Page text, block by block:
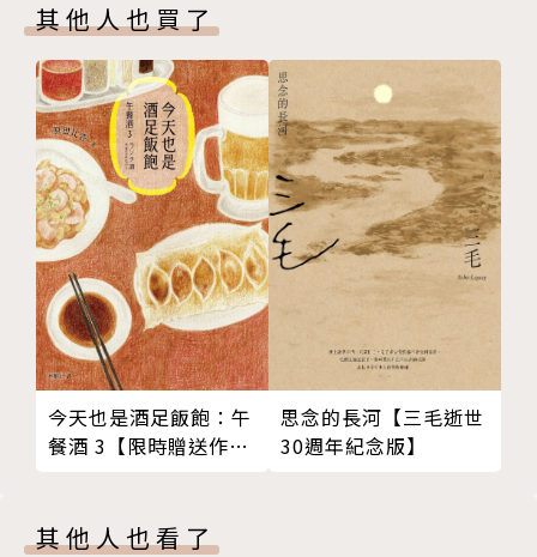
眼》、《臺灣的森林》、《與荒野相遇》、《山童歲
月》、《童詩開門》、《中國兒童寶庫──六朝志
怪》、《木棉樹的噴嚏》、《帶不走的小蝸牛》、《有
一棵植物叫龍葵》、《無尾鳳蝶的生日》、《五月木棉
飛》、《畫字》、《天上的魚與木棉》、《學校一百
歲》等。
遇見鴨兒芹
植物點線面
鑽進屋來的秤飯藤
月桃清且永
耳鬢野薑開
水岸灘頭油點草
蜿蜒眾草間
季節食草
旺盛興茂滿天星
豢養假人參
氣味人生
茱萸一枝香
徇服皇宮菜
洪荒初始的齊等
生活的指望
其他人也買了
今天也是酒足飯飽：午
餐酒 3【限時贈送作者
思念的長河【三毛逝世
30週年紀念版】
其他人也看了